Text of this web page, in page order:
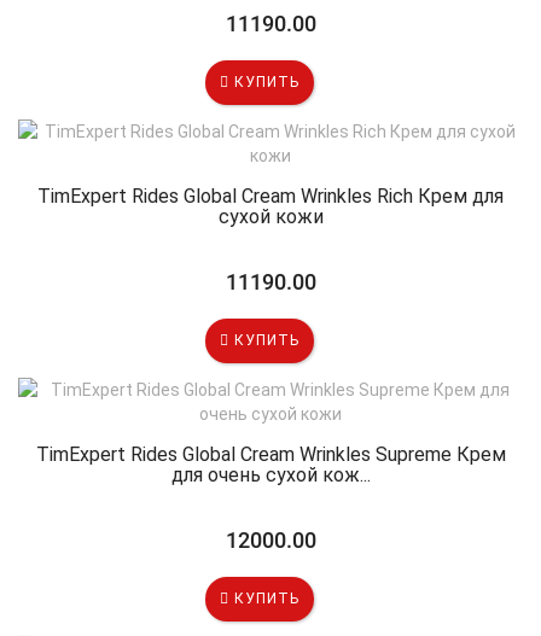
11190.00
КУПИТЬ
TimExpert Rides Global Cream Wrinkles Rich Крем для
сухой кожи
11190.00
КУПИТЬ
TimExpert Rides Global Cream Wrinkles Supreme Крем
для очень сухой кож...
12000.00
КУПИТЬ